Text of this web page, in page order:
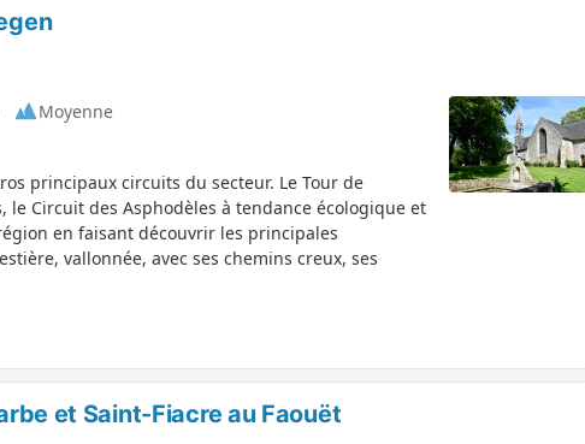
Moyenne
principaux circuits du secteur. Le Tour de
le Circuit des Asphodèles à tendance écologique et
en faisant découvrir les principales
vallonnée, avec ses chemins creux, ses
et Saint-Fiacre au Faouët